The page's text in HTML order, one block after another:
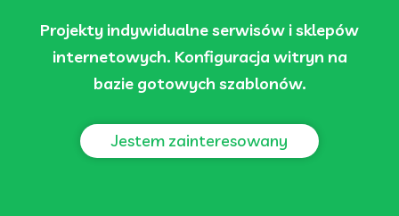
Projekty indywidualne serwisów i sklepów
internetowych. Konfiguracja witryn na
bazie gotowych szablonów.
Jestem zainteresowany